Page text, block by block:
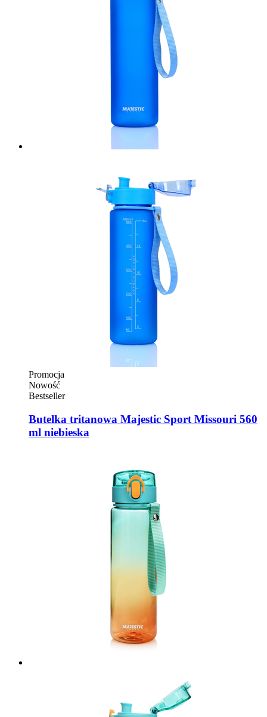
Promocja
Nowość
Bestseller
Butelka tritanowa Majestic Sport Missouri 560
ml niebieska